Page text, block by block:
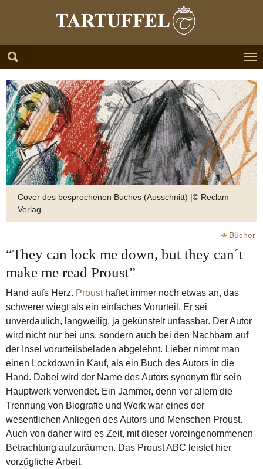
Cover des besprochenen Buches (Ausschnitt) |© Reclam-
Verlag
Bücher
“They can lock me down, but they can´t
make me read Proust”
Hand aufs Herz. Proust haftet immer noch etwas an, das
schwerer wiegt als ein einfaches Vorurteil. Er sei
unverdaulich, langweilig, ja gekünstelt unfassbar. Der Autor
wird nicht nur bei uns, sondern auch bei den Nachbarn auf
der Insel vorurteilsbeladen abgelehnt. Lieber nimmt man
einen Lockdown in Kauf, als ein Buch des Autors in die
Hand. Dabei wird der Name des Autors synonym für sein
Hauptwerk verwendet. Ein Jammer, denn vor allem die
Trennung von Biografie und Werk war eines der
wesentlichen Anliegen des Autors und Menschen Proust.
Auch von daher wird es Zeit, mit dieser voreingenommenen
Betrachtung aufzuräumen. Das Proust ABC leistet hier
vorzügliche Arbeit.